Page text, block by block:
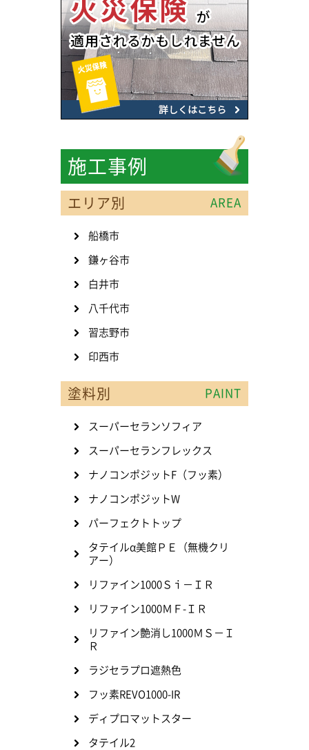
施工事例
エリア別 AREA
船橋市
鎌ヶ谷市
白井市
八千代市
習志野市
印西市
塗料別 PAINT
スーパーセランソフィア
スーパーセランフレックス
ナノコンポジットF（フッ素）
ナノコンポジットW
パーフェクトトップ
タテイルα美館ＰＥ（無機クリ
アー）
リファイン1000Ｓｉ－ＩＲ
リファイン1000ＭＦ-ＩＲ
リファイン艶消し1000ＭＳ－Ｉ
Ｒ
ラジセラプロ遮熱色
フッ素REVO1000-IR
ディプロマットスター
タテイル2